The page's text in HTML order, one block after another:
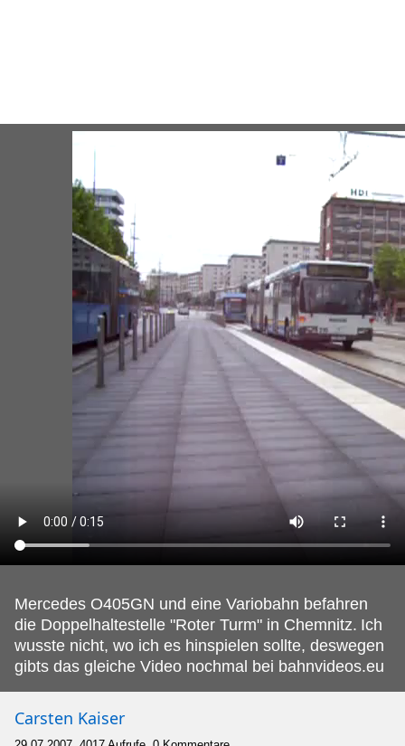
Mercedes O405GN und eine Variobahn befahren
die Doppelhaltestelle "Roter Turm" in Chemnitz. Ich
wusste nicht, wo ich es hinspielen sollte, deswegen
gibts das gleiche Video nochmal bei bahnvideos.eu
Carsten Kaiser